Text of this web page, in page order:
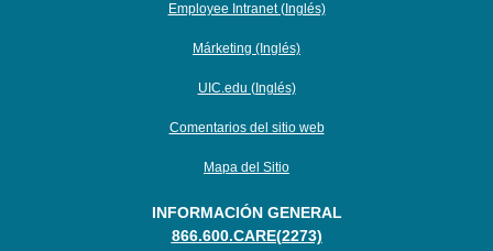
Employee Intranet (Inglés)
Márketing (Inglés)
UIC.edu (Inglés)
Comentarios del sitio web
Mapa del Sitio
INFORMACIÓN GENERAL
866.600.CARE(2273)